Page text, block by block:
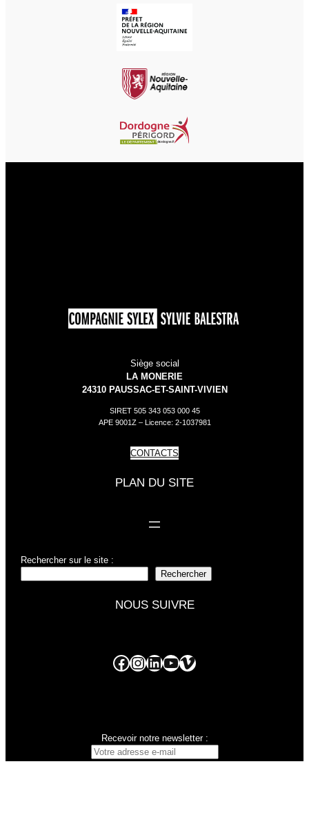
Siège social
LA MONERIE
24310 PAUSSAC-ET-SAINT-VIVIEN
SIRET 505 343 053 000 45
APE 9001Z – Licence: 2-1037981
CONTACTS
PLAN DU SITE
Rechercher sur le site :
Rechercher
NOUS SUIVRE
Facebook InstagramLinkedIn YouTube Vimeo
Recevoir notre newsletter :